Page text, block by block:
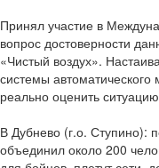
Принял участие в
вопрос достоверности
«Чистый воздух».
системы
реально оценить
В Дубнево (г.о. Ступино):
объединил около 200